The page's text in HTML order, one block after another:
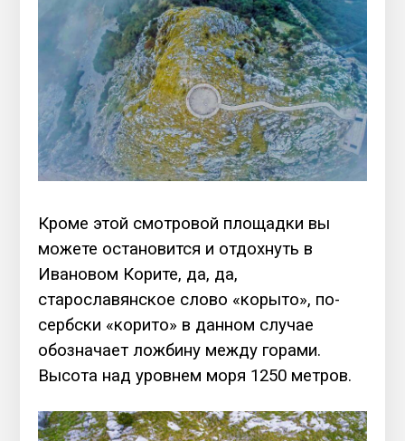
Кроме этой смотровой площадки вы
можете остановится и отдохнуть в
Ивановом Корите, да, да,
старославянское слово «корыто», по-
сербски «корито» в данном случае
обозначает ложбину между горами.
Высота над уровнем моря 1250 метров.